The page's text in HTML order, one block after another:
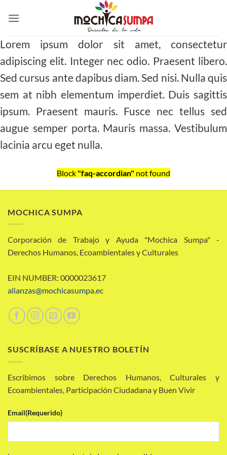
Lorem ipsum dolor sit amet, consectetur
adipiscing elit. Integer nec odio. Praesent libero.
Sed cursus ante dapibus diam. Sed nisi. Nulla quis
sem at nibh elementum imperdiet. Duis sagittis
ipsum. Praesent mauris. Fusce nec tellus sed
augue semper porta. Mauris massa. Vestibulum
lacinia arcu eget nulla.
Block "faq-accordian" not found
MOCHICA SUMPA
Corporación de Trabajo y Ayuda "Mochica Sumpa" -
Derechos Humanos, Ecoambientales y Culturales
EIN NUMBER: 0000023617
alianzas@mochicasumpa.ec
SUSCRÍBASE A NUESTRO BOLETÍN
Escribimos sobre Derechos Humanos, Culturales y
Ecoambientales, Participación Ciudadana y Buen Vivir
Email(Requerido)